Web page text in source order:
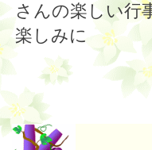
さんの楽しい行
楽しみに